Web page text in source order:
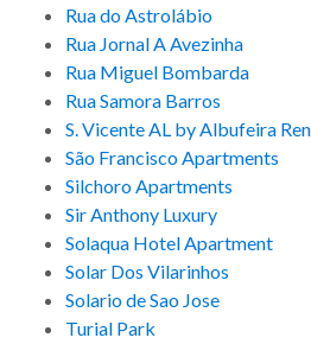
Rua do Astrolábio
Rua Jornal A Avezinha
Rua Miguel Bombarda
Rua Samora Barros
S. Vicente AL by Albufeira
São Francisco Apartments
Silchoro Apartments
Sir Anthony Luxury
Solaqua Hotel Apartment
Solar Dos Vilarinhos
Solario de Sao Jose
Turial Park